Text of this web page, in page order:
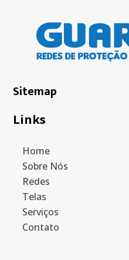
Sitemap
Links
Home
Sobre Nós
Redes
Telas
Serviços
Contato